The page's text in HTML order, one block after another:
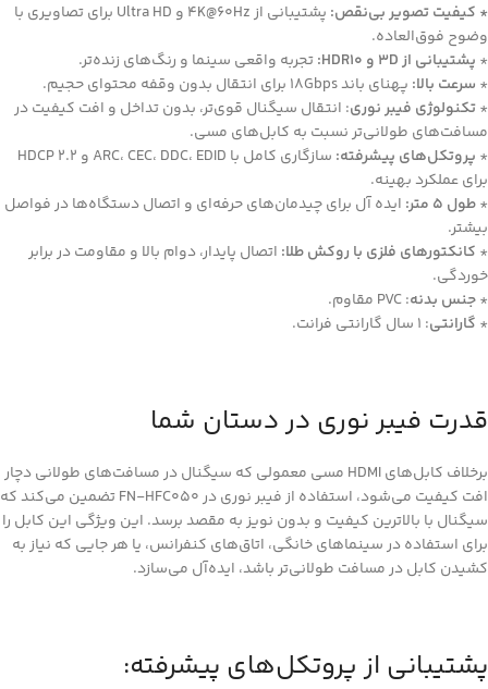
* کیفیت تصویر بی‌نقص:
پشتیبانی از 4K@60Hz و Ultra HD برای تصاویری با
وضوح فوق‌العاده.
* پشتیبانی از 3D و HDR10:
تجربه واقعی سینما و رنگ‌های زنده‌تر.
* سرعت بالا: پهنای باند 18Gbps برای انتقال بدون وقفه محتوای حجیم.
*تکنولوژی فیبر نوری: انتقال سیگنال قوی‌تر، بدون تداخل و افت کیفیت در
مسافت‌های طولانی‌تر نسبت به کابل‌های مسی.
* پروتکل‌های پیشرفته:
سازگاری کامل با ARC، CEC، DDC، EDID و HDCP 2.2
برای عملکرد بهینه.
*طول 5 متر:
ایده آل برای چیدمان‌های حرفه‌ای و اتصال دستگاه‌ها در فواصل
بیشتر.
* کانکتورهای فلزی با روکش طلا: اتصال پایدار، دوام بالا و مقاومت در برابر
خوردگی.
*جنس بدنه: PVC مقاوم.
* گارانتی: 1 سال گارانتی فرانت.
قدرت فیبر نوری در دستان شما
برخلاف کابل‌های HDMI مسی معمولی که سیگنال در مسافت‌های طولانی دچار
افت کیفیت می‌شود، استفاده از فیبر نوری در FN-HFC050 تضمین می‌کند که
سیگنال با بالاترین کیفیت و بدون نویز به مقصد برسد. این ویژگی این کابل را
برای استفاده در سینماهای خانگی، اتاق‌های کنفرانس، یا هر جایی که نیاز به
کشیدن کابل در مسافت طولانی‌تر باشد، ایده‌آل می‌سازد.
پشتیبانی از پروتکل‌های پیشرفته: